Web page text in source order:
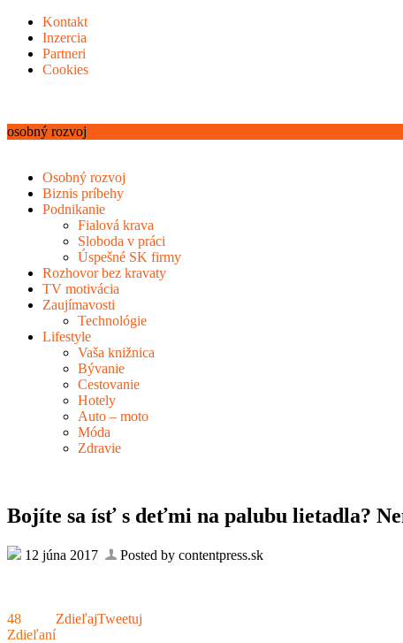
Kontakt
Inzercia
Partneri
Cookies
osobný rozvoj
Osobný rozvoj
Biznis príbehy
Podnikanie
Fialová krava
Sloboda v práci
Úspešné SK firmy
Rozhovor bez kravaty
TV motivácia
Zaujímavosti
Technológie
Lifestyle
Vaša knižnica
Bývanie
Cestovanie
Hotely
Auto – moto
Móda
Zdravie
Bojíte sa ísť s deťmi na palubu lietadla?
12 júna 2017 Posted by contentpress.sk
48
Zdieľaní
ZdieľajTweetuj